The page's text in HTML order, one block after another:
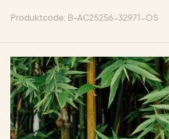
Produktcode: B-AC25256-32971-OS